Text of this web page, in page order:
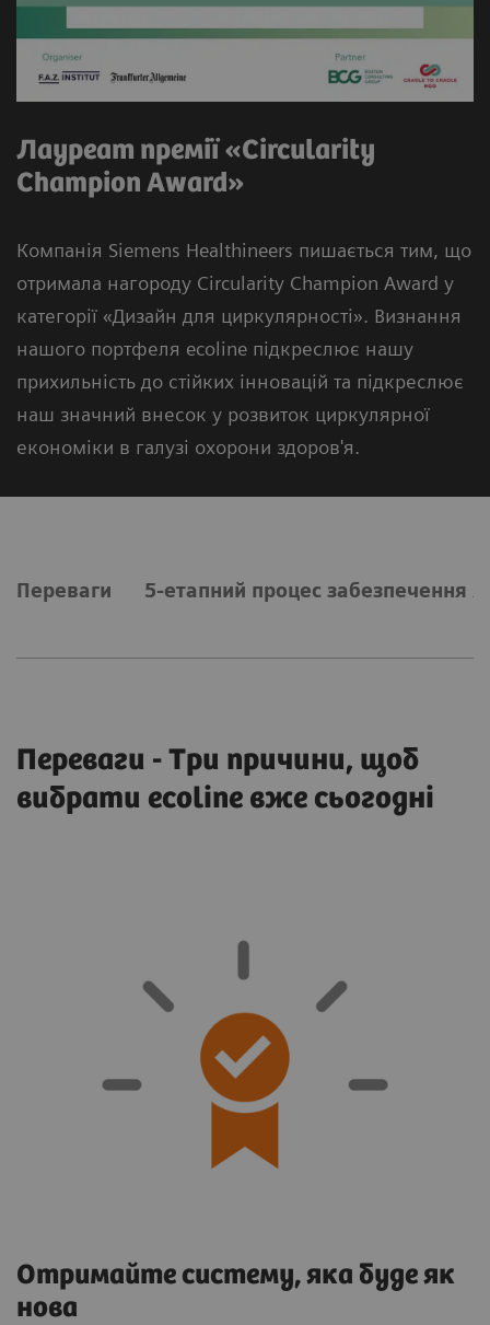
Лауреат премії «Circularity
Champion Award»
Компанія Siemens Healthineers пишається тим, що
отримала нагороду Circularity Champion Award у
категорії «Дизайн для циркулярності». Визнання
нашого портфеля ecoline підкреслює нашу
прихильність до стійких інновацій та підкреслює
наш значний внесок у розвиток циркулярної
економіки в галузі охорони здоров'я.
Переваги 5-етапний процес забезпечення
Переваги - Три причини, щоб
вибрати ecoline вже сьогодні
Отримайте систему, яка буде як
нова